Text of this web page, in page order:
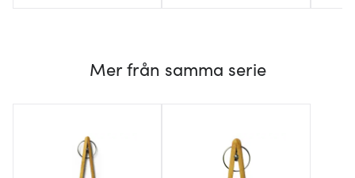
Mer från samma serie